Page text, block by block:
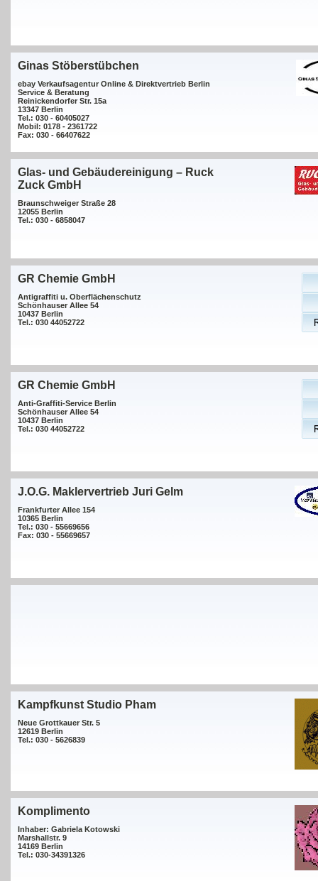
Ginas Stöberstübchen
ebay Verkaufsagentur Online & Direktvertrieb Berlin
Service & Beratung
Reinickendorfer Str. 15a
13347 Berlin
Tel.: 030 - 60405027
Mobil: 0178 - 2361722
Fax: 030 - 66407622
Glas- und Gebäudereinigung – Ruck
Zuck GmbH
Braunschweiger Straße 28
12055 Berlin
Tel.: 030 - 6858047
GR Chemie GmbH
Antigraffiti u. Oberflächenschutz
Schönhauser Allee 54
10437 Berlin
Tel.: 030 44052722
GR Chemie GmbH
Anti-Graffiti-Service Berlin
Schönhauser Allee 54
10437 Berlin
Tel.: 030 44052722
J.O.G. Maklervertrieb Juri Gelm
Frankfurter Allee 154
10365 Berlin
Tel.: 030 - 55669656
Fax: 030 - 55669657
Kampfkunst Studio Pham
Neue Grottkauer Str. 5
12619 Berlin
Tel.: 030 - 5626839
Komplimento
Inhaber: Gabriela Kotowski
Marshallstr. 9
14169 Berlin
Tel.: 030-34391326